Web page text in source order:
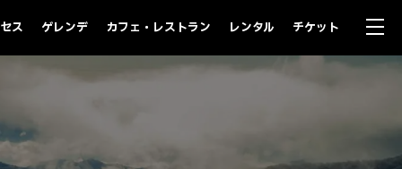
ス ゲレンデ カフェ・レストラン レンタル チケット